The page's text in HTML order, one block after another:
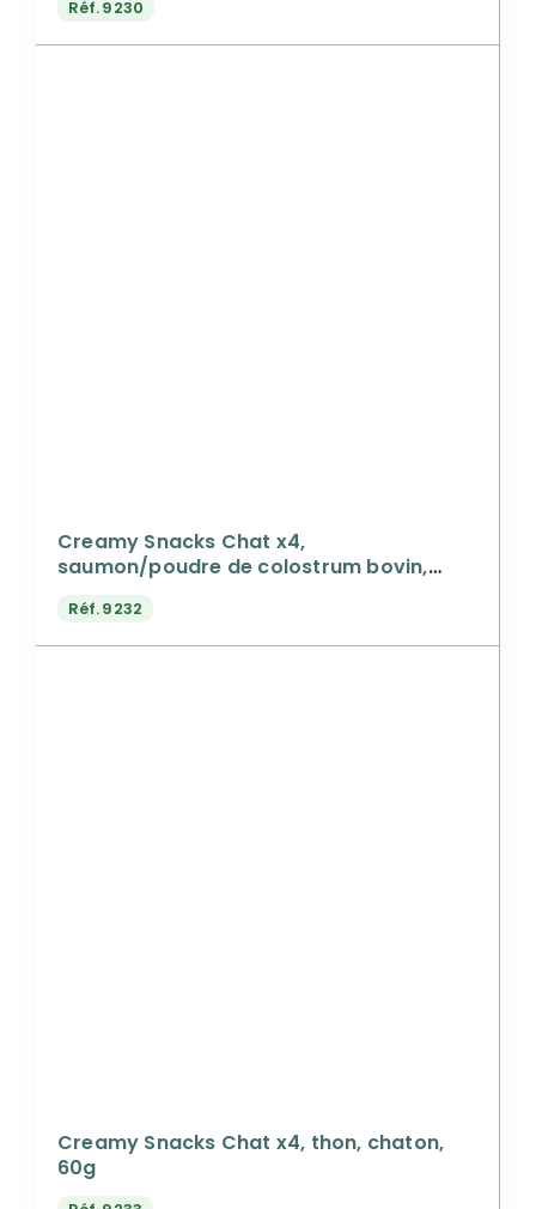
Réf.9230
Creamy Snacks Chat x4,
saumon/poudre de colostrum bovin,
Réf.9232
Creamy Snacks Chat x4, thon, chaton,
60g